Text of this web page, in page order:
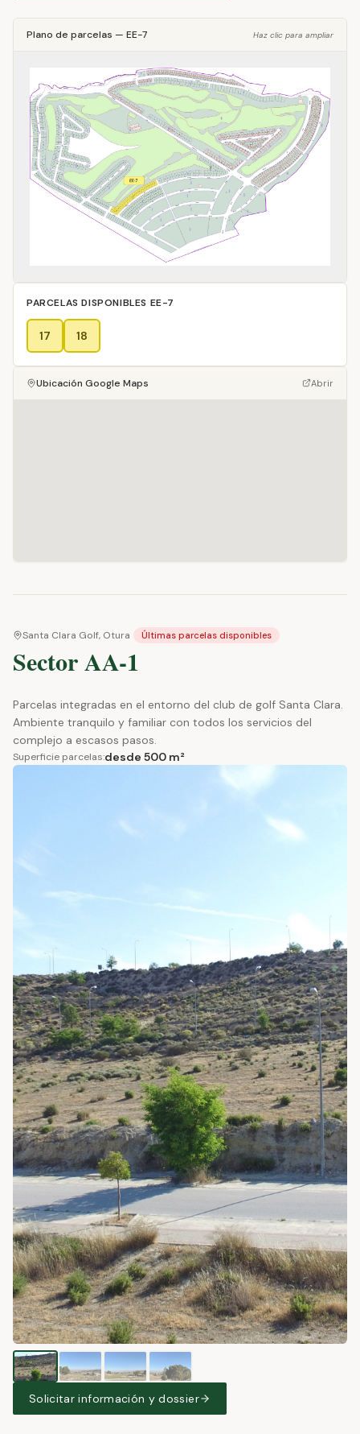
Plano de parcelas — EE-7 Haz clic para ampliar
PARCELAS DISPONIBLES EE-7
17 18
Ubicación Google Maps Abrir
Santa Clara Golf, Otura Últimas parcelas disponibles
Sector AA-1
Parcelas integradas en el entorno del club de golf Santa Clara.
Ambiente tranquilo y familiar con todos los servicios del
complejo a escasos pasos.
Superficie parcelas:desde 500 m²
Solicitar información y dossier